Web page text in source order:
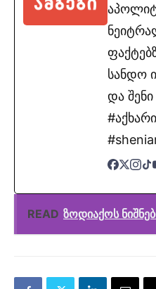
სანდო
და
READ ზოდიაქოს